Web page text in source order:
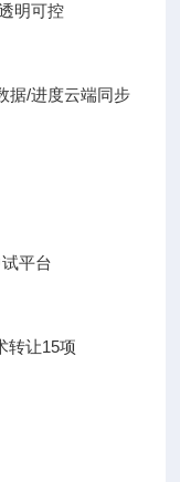
明可控
据/进度云端同步
平台
转让15项